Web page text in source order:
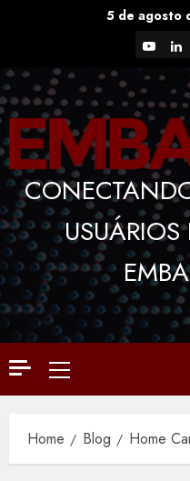
5 de agosto
Primary
Menu
Home Blog Home